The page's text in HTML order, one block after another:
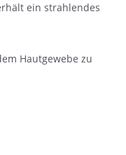
ein strahlendes
Hautgewebe zu